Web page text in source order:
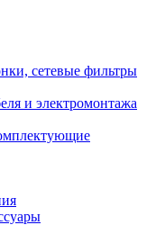
сетевые фильтры
и электромонтажа